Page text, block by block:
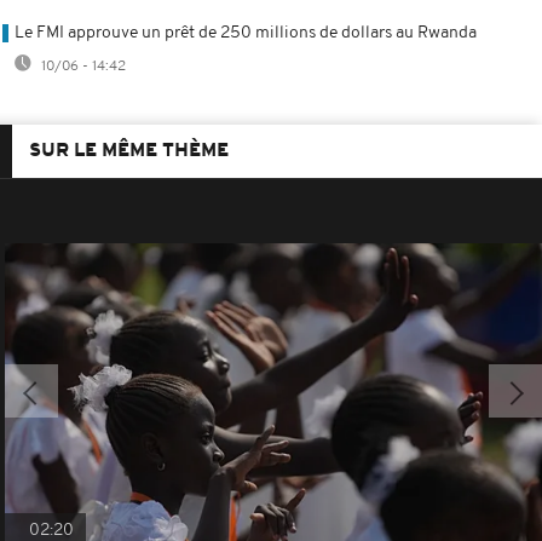
Le FMI approuve un prêt de 250 millions de dollars au Rwanda
10/06 - 14:42
SUR LE MÊME THÈME
02:20